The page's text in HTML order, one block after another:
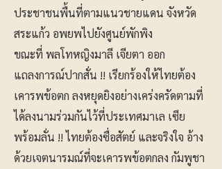
ประชาชนพื้นที่ตามแนวชายแดน จังหวัด
สระแก้ว อพยพไปยังศูนย์พักพิง
ขณะที่ พลโทหญิงมาลี เจียตา ออก
แถลงการณ์ปากสั่น !! เรียกร้องให้ไทยต้อง
เคารพข้อตก ลงหยุดยิงอย่างเคร่งครัดตามที่
ได้ลงนามร่วมกันไว้ที่ประเทศมาเล เซีย
พร้อมลั่น !! ไทยต้องซื่อสัตย์ และจริงใจ อ้าง
ด้วยเจตนารมณ์ที่จะเคารพข้อตกลง กัมพูชา